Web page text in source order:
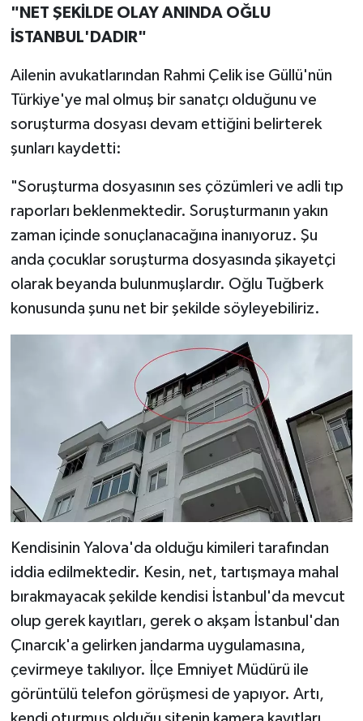
"NET ŞEKİLDE OLAY ANINDA OĞLU
İSTANBUL'DADIR"
Ailenin avukatlarından Rahmi Çelik ise Güllü'nün
Türkiye'ye mal olmuş bir sanatçı olduğunu ve
soruşturma dosyası devam ettiğini belirterek
şunları kaydetti:
"Soruşturma dosyasının ses çözümleri ve adli tıp
raporları beklenmektedir. Soruşturmanın yakın
zaman içinde sonuçlanacağına inanıyoruz. Şu
anda çocuklar soruşturma dosyasında şikayetçi
olarak beyanda bulunmuşlardır. Oğlu Tuğberk
konusunda şunu net bir şekilde söyleyebiliriz.
Kendisinin Yalova'da olduğu kimileri tarafından
iddia edilmektedir. Kesin, net, tartışmaya mahal
bırakmayacak şekilde kendisi İstanbul'da mevcut
olup gerek kayıtları, gerek o akşam İstanbul'dan
Çınarcık'a gelirken jandarma uygulamasına,
çevirmeye takılıyor. İlçe Emniyet Müdürü ile
görüntülü telefon görüşmesi de yapıyor. Artı,